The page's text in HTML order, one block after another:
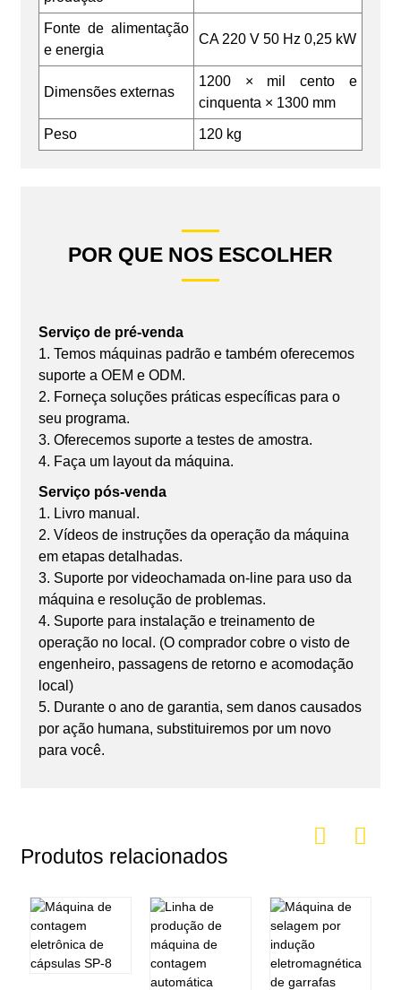
Fonte de alimentação
e energia
CA 220 V 50 Hz 0,25 kW
Dimensões externas
1200 × mil cento e
cinquenta × 1300 mm
Peso 120 kg
POR QUE NOS ESCOLHER
Serviço de pré-venda
1. Temos máquinas padrão e também oferecemos
suporte a OEM e ODM.
2. Forneça soluções práticas específicas para o
seu programa.
3. Oferecemos suporte a testes de amostra.
4. Faça um layout da máquina.
Serviço pós-venda
1. Livro manual.
2. Vídeos de instruções da operação da máquina
em etapas detalhadas.
3. Suporte por videochamada on-line para uso da
máquina e resolução de problemas.
4. Suporte para instalação e treinamento de
operação no local. (O comprador cobre o visto de
engenheiro, passagens de retorno e acomodação
local)
5. Durante o ano de garantia, sem danos causados
​​por ação humana, substituiremos por um novo
para você.
Produtos relacionados